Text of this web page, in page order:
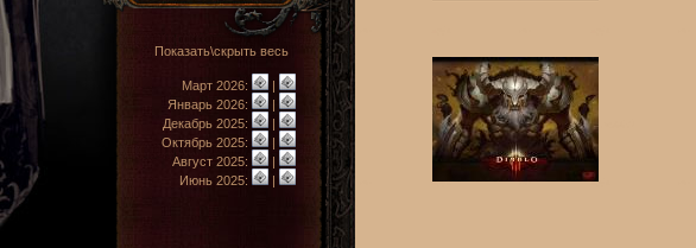
Показать\скрыть весь
Март 2026:
|
Январь 2026:
|
Декабрь 2025:
|
Октябрь 2025:
|
Август 2025:
|
Июнь 2025:
|